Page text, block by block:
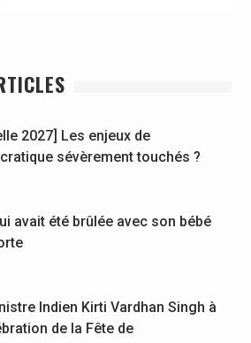
2027] Les enjeux de
sévèrement touchés ?
avait été brûlée avec son bébé
Indien Kirti Vardhan Singh à
de la Fête de